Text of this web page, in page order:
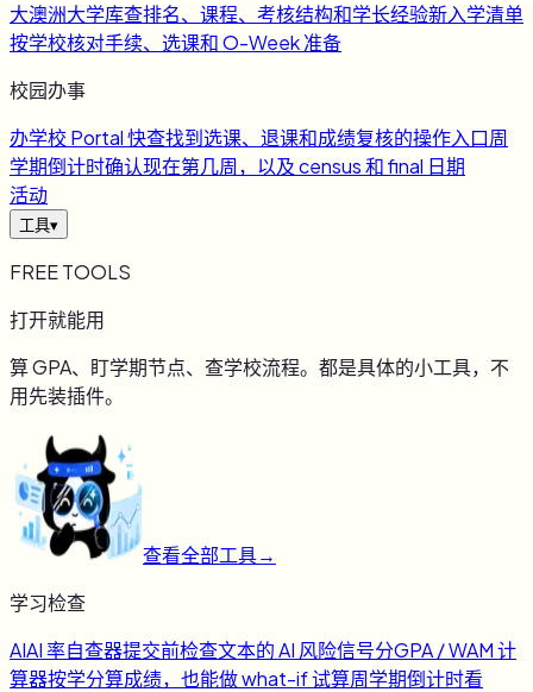
大澳洲大学库查排名、课程、考核结构和学长经验新入学清单
按学校核对手续、选课和 O-Week 准备
校园办事
办学校 Portal 快查找到选课、退课和成绩复核的操作入口周
学期倒计时确认现在第几周，以及 census 和 final 日期
活动
工具▾
FREE TOOLS
打开就能用
算 GPA、盯学期节点、查学校流程。都是具体的小工具，不
用先装插件。
查看全部工具→
学习检查
AIAI 率自查器提交前检查文本的 AI 风险信号分GPA / WAM 计
算器按学分算成绩，也能做 what-if 试算周学期倒计时看